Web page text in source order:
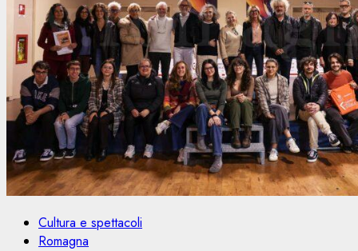
Cultura e spettacoli
Romagna